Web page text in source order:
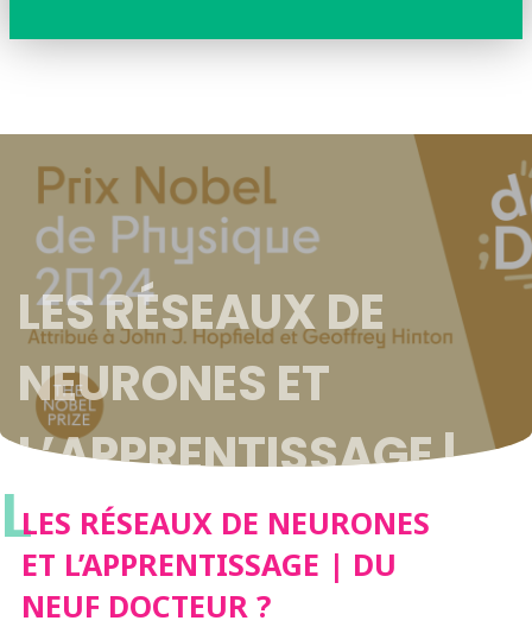
LES RÉSEAUX DE
NEURONES ET
L’APPRENTISSAGE |
DU NEUF DOCTEUR ?
LLES RÉSEAUX DE NEURONES
ET L’APPRENTISSAGE | DU
NEUF DOCTEUR ?